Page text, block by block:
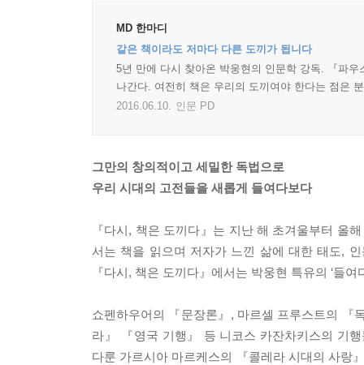
MD 한마디
같은 책이라도 저마다 다른 도끼가 됩니다
5년 만에 다시 찾아온 박웅현의 인문학 강독. 『파
나간다. 여전히 책은 우리의 도끼여야 한다는 점은
2016.06.10. 인문 PD
그만의 창의적이고 세밀한 독법으로
우리 시대의 고전들을 새롭게 들여다보다
『다시, 책은 도끼다』는 지난 해 초겨울부터 올
서는 책을 읽으며 저자가 느낀 삶에 대한 태도,
『다시, 책은 도끼다』에서는 박웅현 특유의 ‘들
쇼펜하우어의 『문장론』, 마르셀 프루스트의 『
라』 『영국 기행』 등 니코스 카잔차키스의 기
다룬 가르시아 마르케스의 『콜레라 시대의 사랑